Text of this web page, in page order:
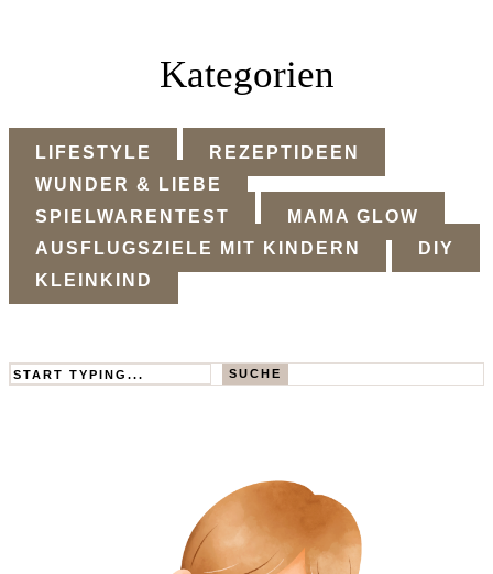
Kategorien
LIFESTYLE
REZEPTIDEEN
WUNDER & LIEBE
SPIELWARENTEST
MAMA GLOW
AUSFLUGSZIELE MIT KINDERN
DIY
KLEINKIND
Search SUCHE